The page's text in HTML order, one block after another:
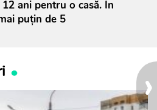
›
ani pentru o casă. În
puțin de 5